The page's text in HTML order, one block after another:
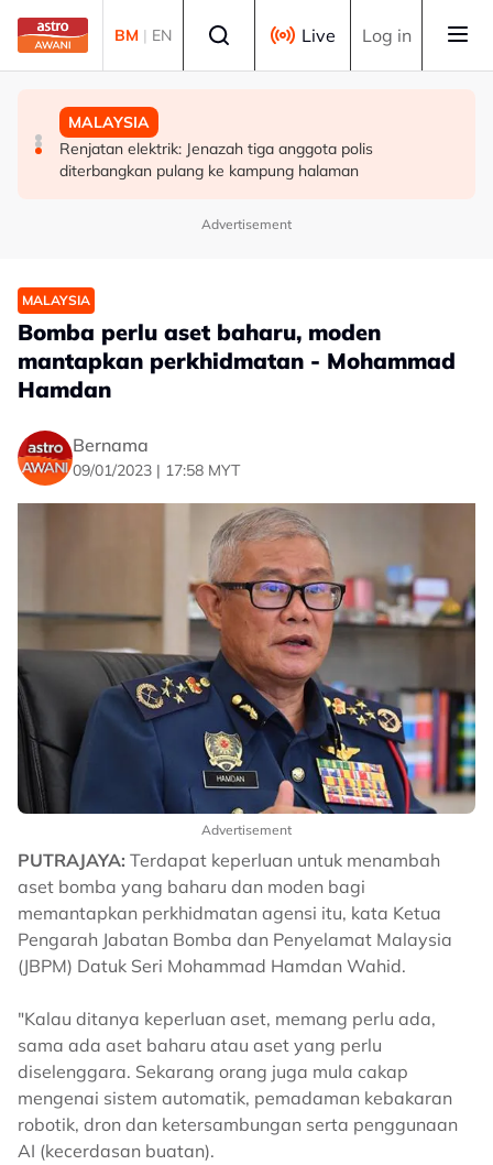
Skip to main content
BM | EN Live Log in
DUNIA
Hanya lapan kapal sehari lalui Selat Hormuz meskipun
gencatan senjata
MALAYSIA
RS-2: PBT perlu kekal skor 95 peratus, pastikan
perkhidmatan terbaik kepada rakyat - Amirudin
MALAYSIA
Renjatan elektrik: Jenazah tiga anggota polis
diterbangkan pulang ke kampung halaman
Advertisement
MALAYSIA
Bomba perlu aset baharu, moden
mantapkan perkhidmatan - Mohammad
Hamdan
Bernama
09/01/2023 | 17:58 MYT
Advertisement
PUTRAJAYA: Terdapat keperluan untuk menambah
aset bomba yang baharu dan moden bagi
memantapkan perkhidmatan agensi itu, kata Ketua
Pengarah Jabatan Bomba dan Penyelamat Malaysia
(JBPM) Datuk Seri Mohammad Hamdan Wahid.
"Kalau ditanya keperluan aset, memang perlu ada,
sama ada aset baharu atau aset yang perlu
diselenggara. Sekarang orang juga mula cakap
mengenai sistem automatik, pemadaman kebakaran
robotik, dron dan ketersambungan serta penggunaan
AI (kecerdasan buatan).